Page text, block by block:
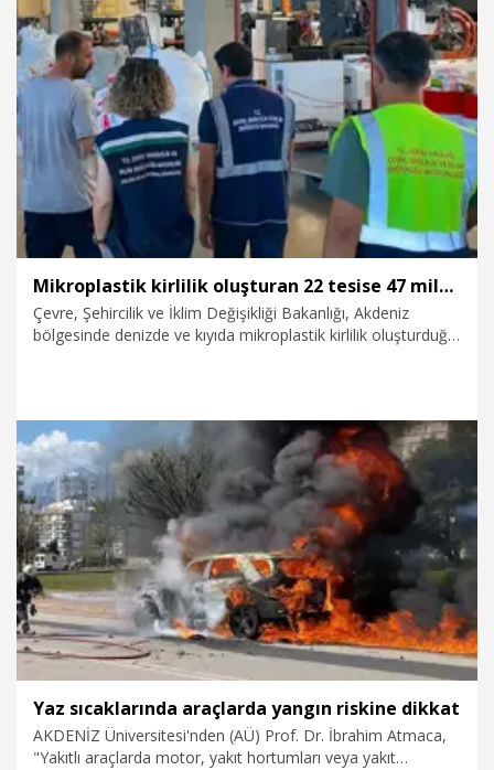
5.08.2026 Gündem
Mikroplastik kirlilik oluşturan 22 tesise 47 milyon TL ceza
Çevre, Şehircilik ve İklim Değişikliği Bakanlığı, Akdeniz
bölgesinde denizde ve kıyıda mikroplastik kirlilik oluşturduğu
5.08.2026 Gündem
Yaz sıcaklarında araçlarda yangın riskine dikkat
AKDENİZ Üniversitesi'nden (AÜ) Prof. Dr. İbrahim Atmaca,
"Yakıtlı araçlarda motor, yakıt hortumları veya yakıt